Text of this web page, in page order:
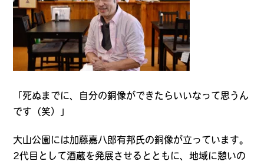
「死ぬまでに、自分の銅像ができたらいいなって思うん
です（笑）」
大山公園には加藤嘉八郎有邦氏の銅像が立っています。
2代目として酒蔵を発展させるとともに、地域に憩いの